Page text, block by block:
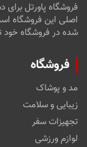
فروشگاه پاورتل
اصلی این فروشگاه
شده در فروشگاه خود
فروشگاه
مد و پوشاک
زیبایی و سلامت
تجهیزات سفر
لوازم ورزشی